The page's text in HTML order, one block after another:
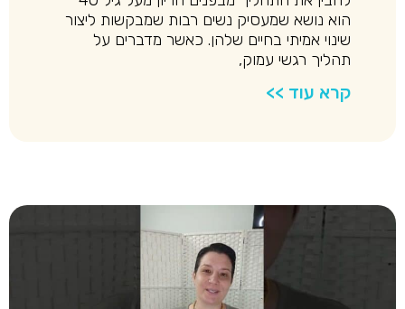
הוא נושא שמעסיק נשים רבות שמבקשות ליצור
שינוי אמיתי בחיים שלהן. כאשר מדברים על
תהליך רגשי עמוק,
קרא עוד >>